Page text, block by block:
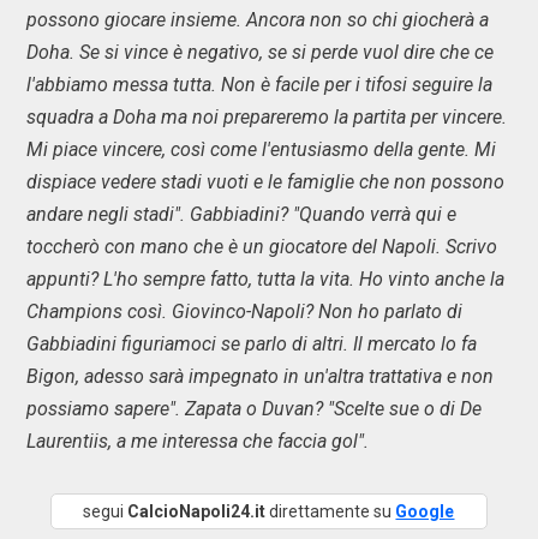
possono giocare insieme. Ancora non so chi giocherà a
Doha. Se si vince è negativo, se si perde vuol dire che ce
l'abbiamo messa tutta. Non è facile per i tifosi seguire la
squadra a Doha ma noi prepareremo la partita per vincere.
Mi piace vincere, così come l'entusiasmo della gente. Mi
dispiace vedere stadi vuoti e le famiglie che non possono
andare negli stadi". Gabbiadini? "Quando verrà qui e
toccherò con mano che è un giocatore del Napoli. Scrivo
appunti? L'ho sempre fatto, tutta la vita. Ho vinto anche la
Champions così. Giovinco-Napoli? Non ho parlato di
Gabbiadini figuriamoci se parlo di altri. Il mercato lo fa
Bigon, adesso sarà impegnato in un'altra trattativa e non
possiamo sapere". Zapata o Duvan? "Scelte sue o di De
Laurentiis, a me interessa che faccia gol".
segui CalcioNapoli24.itdirettamente su Google